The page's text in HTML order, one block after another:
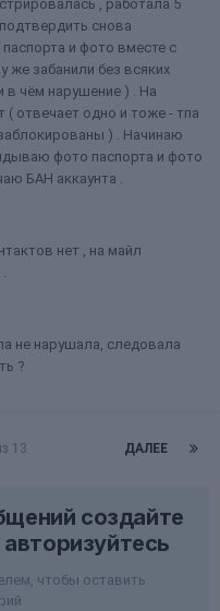
, работала 5
снова
и фото вместе с
же забанили без всяких
в чём нарушение ) . На
( отвечает одно и тоже - тпа
) . Начинаю
фото паспорта и фото
БАН аккаунта .
нет , на майл
не нарушала, следовала
?
ДАЛЕЕ
13
создайте
чтобы оставить